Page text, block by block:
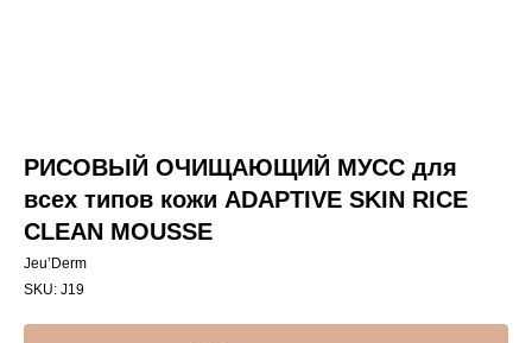
РИСОВЫЙ ОЧИЩАЮЩИЙ МУСС для
всех типов кожи ADAPTIVE SKIN RICE
CLEAN MOUSSE
Jeu’Derm
SKU: J19